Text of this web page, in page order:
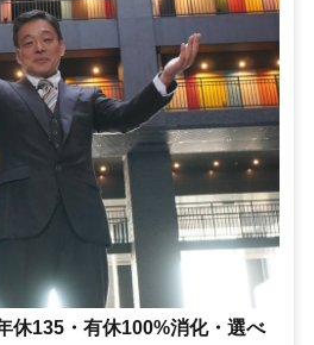
休135・有休100%消化・選べ